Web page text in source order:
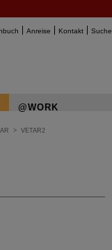
Anreise Kontakt Suche
@WORK
> VETAR2